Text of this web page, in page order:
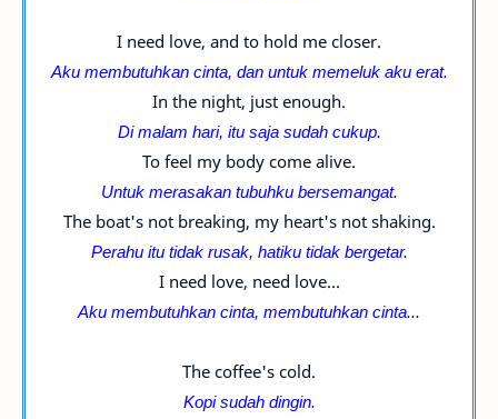
I need love, and to hold me closer.
Aku membutuhkan cinta, dan untuk memeluk aku erat.
In the night, just enough.
Di malam hari, itu saja sudah cukup.
To feel my body come alive.
Untuk merasakan tubuhku bersemangat.
The boat's not breaking, my heart's not shaking.
Perahu itu tidak rusak, hatiku tidak bergetar.
I need love, need love...
Aku membutuhkan cinta, membutuhkan cinta...
The coffee's cold.
Kopi sudah dingin.